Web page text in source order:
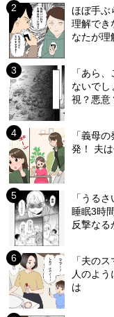
ほぼ手ぶ
理解でき
なたが理
「あら
ないで
視？悪意
「義母
発！ 夫
「うる
睡眠3時
反撃なる
「夫の
人のよ
は